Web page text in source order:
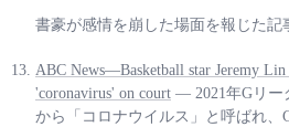
書豪が感情を崩した場面を報じた記
ABC News—Basketball star Jeremy Lin
'coronavirus' on court — 2021年Gリー
から「コロナウイルス」と呼ばれ、